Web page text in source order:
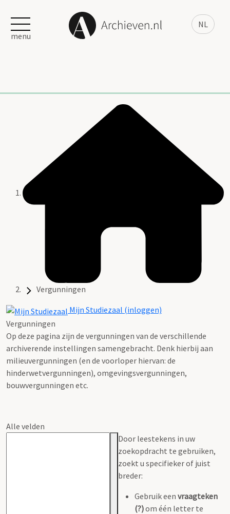
NL
menu
Vergunningen
Mijn Studiezaal (inloggen)
Vergunningen
Op deze pagina zijn de vergunningen van de verschillende
archiverende instellingen samengebracht. Denk hierbij aan
milieuvergunningen (en de voorloper hiervan: de
hinderwetvergunningen), omgevingsvergunningen,
bouwvergunningen etc.
Alle velden
Door leestekens in uw
zoekopdracht te gebruiken,
zoekt u specifieker of juist
breder:
Gebruik een vraagteken
(?)om één letter te